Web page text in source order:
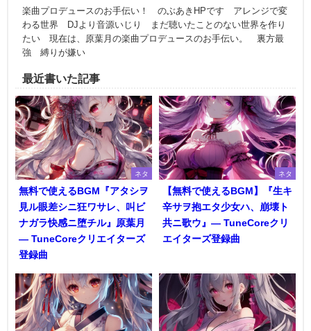
楽曲プロデュースのお手伝い！ のぶあきHPです アレンジで変
わる世界 DJより音源いじり まだ聴いたことのない世界を作り
たい 現在は、原葉月の楽曲プロデュースのお手伝い。 裏方最
強 縛りが嫌い
最近書いた記事
ネタ
無料で使えるBGM『アタシヲ
見ル眼差シニ狂ワサレ、叫ビ
ナガラ快感ニ堕チル』原葉月
― TuneCoreクリエイターズ
登録曲
ネタ
【無料で使えるBGM】『生キ
辛サヲ抱エタ少女ハ、崩壊ト
共ニ歌ウ』― TuneCoreクリ
エイターズ登録曲